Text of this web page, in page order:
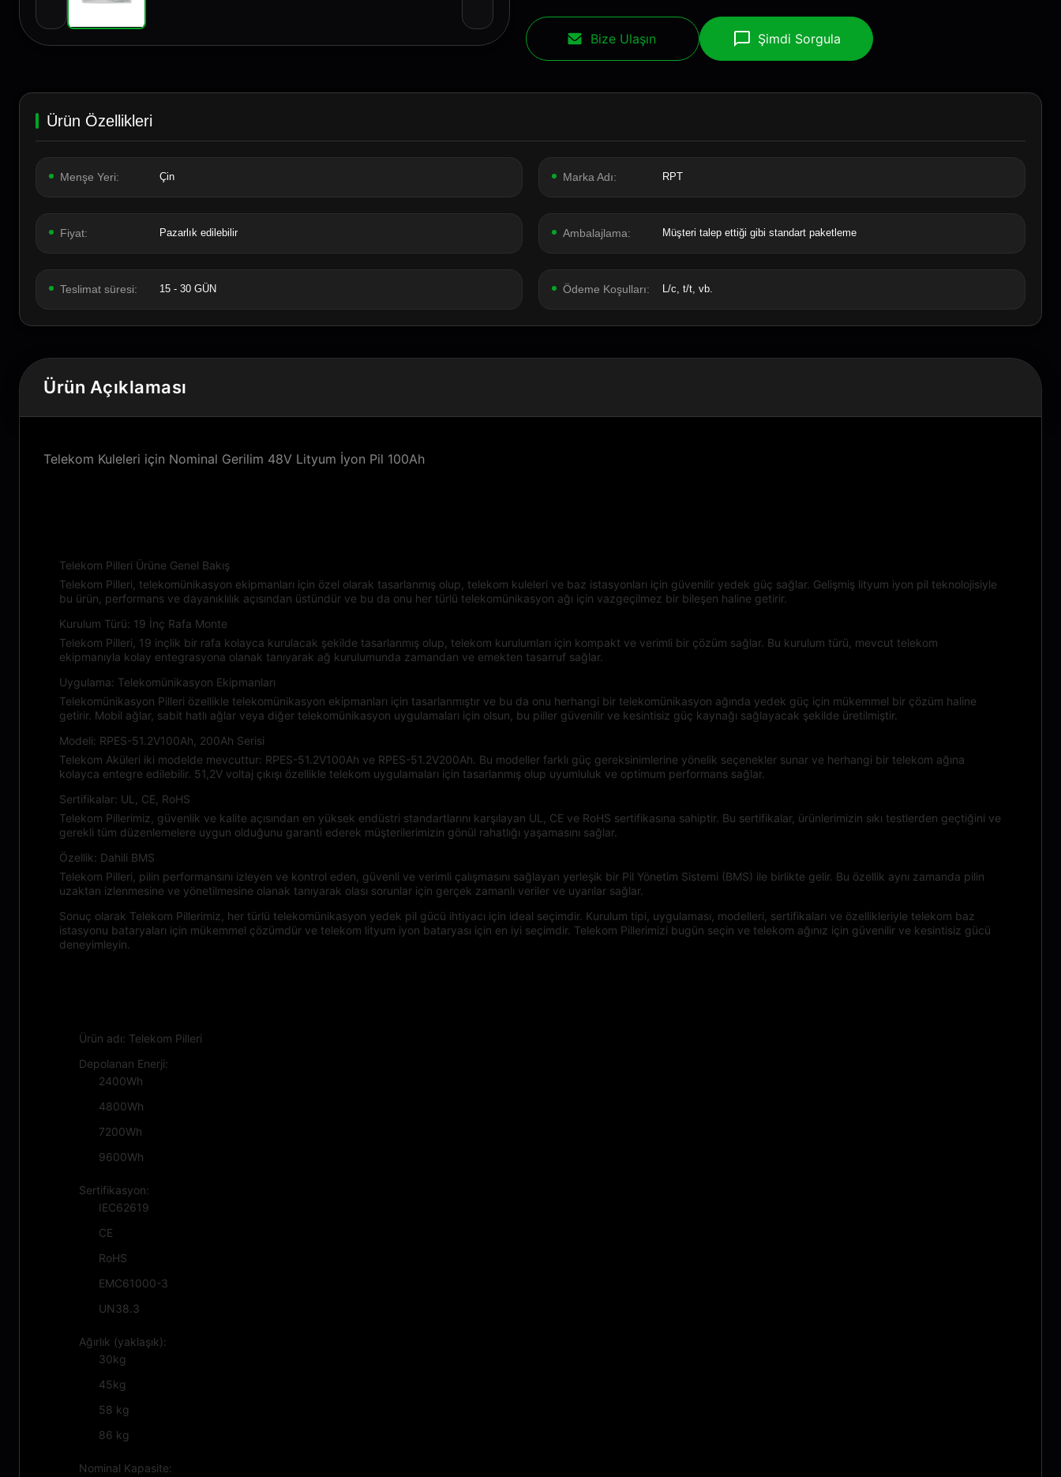
Bize Ulaşın Şimdi Sorgula
Ürün Özellikleri
Menşe Yeri: Çin Marka Adı: RPT
Fiyat: Pazarlık edilebilir Ambalajlama: Müşteri talep ettiği gibi standart paketleme
Teslimat süresi: 15 - 30 GÜN Ödeme Koşulları: L/c, t/t, vb.
Ürün Açıklaması
Telekom Kuleleri için Nominal Gerilim 48V Lityum İyon Pil 100Ah
Telekom Pilleri Ürüne Genel Bakış
Telekom Pilleri, telekomünikasyon ekipmanları için özel olarak tasarlanmış olup, telekom kuleleri ve baz istasyonları için güvenilir yedek güç sağlar. Gelişmiş lityum iyon pil teknolojisiyle
bu ürün, performans ve dayanıklılık açısından üstündür ve bu da onu her türlü telekomünikasyon ağı için vazgeçilmez bir bileşen haline getirir.
Kurulum Türü: 19 İnç Rafa Monte
Telekom Pilleri, 19 inçlik bir rafa kolayca kurulacak şekilde tasarlanmış olup, telekom kurulumları için kompakt ve verimli bir çözüm sağlar. Bu kurulum türü, mevcut telekom
ekipmanıyla kolay entegrasyona olanak tanıyarak ağ kurulumunda zamandan ve emekten tasarruf sağlar.
Uygulama: Telekomünikasyon Ekipmanları
Telekomünikasyon Pilleri özellikle telekomünikasyon ekipmanları için tasarlanmıştır ve bu da onu herhangi bir telekomünikasyon ağında yedek güç için mükemmel bir çözüm haline
getirir. Mobil ağlar, sabit hatlı ağlar veya diğer telekomünikasyon uygulamaları için olsun, bu piller güvenilir ve kesintisiz güç kaynağı sağlayacak şekilde üretilmiştir.
Modeli: RPES-51.2V100Ah, 200Ah Serisi
Telekom Aküleri iki modelde mevcuttur: RPES-51.2V100Ah ve RPES-51.2V200Ah. Bu modeller farklı güç gereksinimlerine yönelik seçenekler sunar ve herhangi bir telekom ağına
kolayca entegre edilebilir. 51,2V voltaj çıkışı özellikle telekom uygulamaları için tasarlanmış olup uyumluluk ve optimum performans sağlar.
Sertifikalar: UL, CE, RoHS
Telekom Pillerimiz, güvenlik ve kalite açısından en yüksek endüstri standartlarını karşılayan UL, CE ve RoHS sertifikasına sahiptir. Bu sertifikalar, ürünlerimizin sıkı testlerden geçtiğini ve
gerekli tüm düzenlemelere uygun olduğunu garanti ederek müşterilerimizin gönül rahatlığı yaşamasını sağlar.
Özellik: Dahili BMS
Telekom Pilleri, pilin performansını izleyen ve kontrol eden, güvenli ve verimli çalışmasını sağlayan yerleşik bir Pil Yönetim Sistemi (BMS) ile birlikte gelir. Bu özellik aynı zamanda pilin
uzaktan izlenmesine ve yönetilmesine olanak tanıyarak olası sorunlar için gerçek zamanlı veriler ve uyarılar sağlar.
Sonuç olarak Telekom Pillerimiz, her türlü telekomünikasyon yedek pil gücü ihtiyacı için ideal seçimdir. Kurulum tipi, uygulaması, modelleri, sertifikaları ve özellikleriyle telekom baz
istasyonu bataryaları için mükemmel çözümdür ve telekom lityum iyon bataryası için en iyi seçimdir. Telekom Pillerimizi bugün seçin ve telekom ağınız için güvenilir ve kesintisiz gücü
deneyimleyin.
Ürün adı: Telekom Pilleri
Depolanan Enerji:
2400Wh
4800Wh
7200Wh
9600Wh
Sertifikasyon:
IEC62619
CE
RoHS
EMC61000-3
UN38.3
Ağırlık (yaklaşık):
30kg
45kg
58 kg
86 kg
Nominal Kapasite: